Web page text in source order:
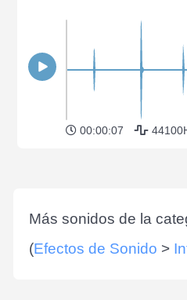
00:00:07
Más sonidos de la
(Efectos de Sonido >